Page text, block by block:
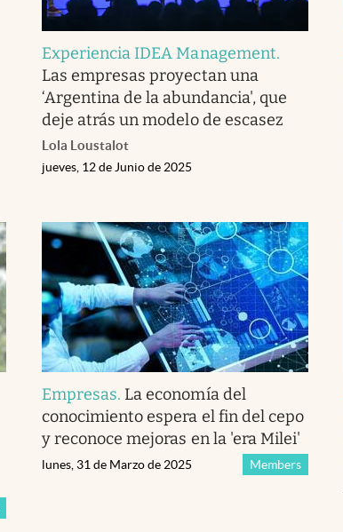
Experiencia IDEA Management.
Las empresas proyectan una
‘Argentina de la abundancia', que
deje atrás un modelo de escasez
Lola Loustalot
jueves, 12 de Junio de 2025
Empresas. La economía del
conocimiento espera el fin del cepo
y reconoce mejoras en la 'era Milei'
Members
lunes, 31 de Marzo de 2025